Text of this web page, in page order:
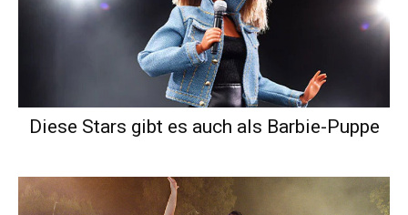
Diese Stars gibt es auch als Barbie-Puppe